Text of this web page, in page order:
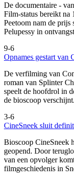
De documentaire -
Film-status bereikt na
Peetoom nam de prijs
Pelupessy in
9-6
Opnames gestart van
De verfilming van
roman van Splinter
speelt de hoofdrol in
de bioscoop verschijnt.
3-6
CineSneek sluit
Bioscoop CineSneek
geopend. Door
van een opvolger
filmgeschiedenis in